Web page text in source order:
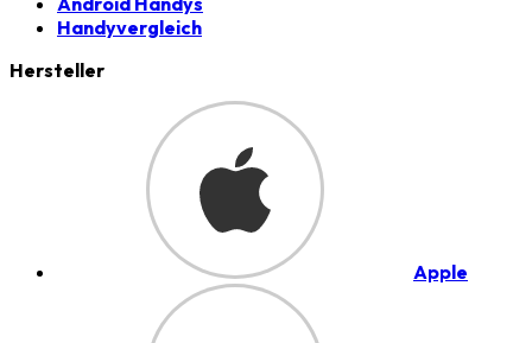
Handyvergleich
Hersteller
Apple